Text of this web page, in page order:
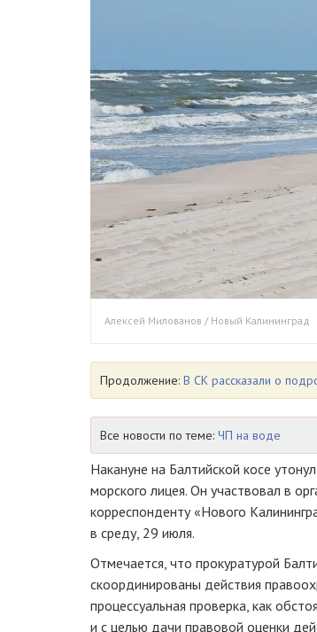
Алексей Милованов / Новый Калининград
Продолжение: В СК рассказали о
Все новости по теме: ЧП на воде
Накануне на Балтийской косе
морского лицея. Он участвовал в
корреспонденту «Нового
в среду, 29 июля.
Отмечается, что прокуратурой
скоординированы действия
процессуальная проверка, как
и с целью дачи правовой оценки